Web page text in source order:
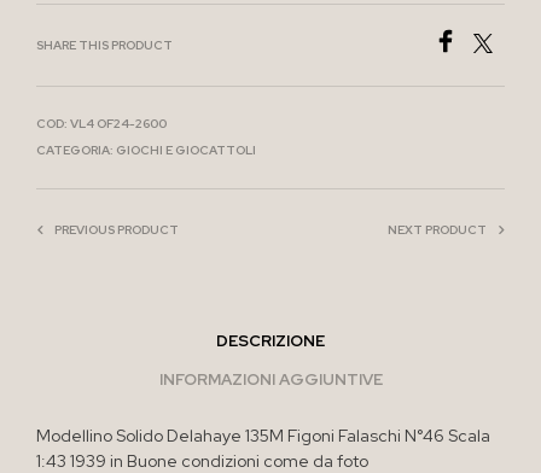
SHARE THIS PRODUCT
COD: VL4 OF24-2600
CATEGORIA: GIOCHI E GIOCATTOLI
PREVIOUS PRODUCT NEXT PRODUCT
DESCRIZIONE
INFORMAZIONI AGGIUNTIVE
Modellino Solido Delahaye 135M Figoni Falaschi N°46 Scala
1:43 1939 in Buone condizioni come da foto